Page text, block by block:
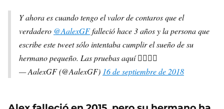
Y ahora es cuando tengo el valor de contaros que el
verdadero @AalexGFfalleció hace 3 años y la persona que
escribe este tweet sólo intentaba cumplir el sueño de su
hermano pequeño. Las pruebas aquí 👇🏼👇🏼
— AalexGF (@AalexGF) 16 de septiembre de 2018